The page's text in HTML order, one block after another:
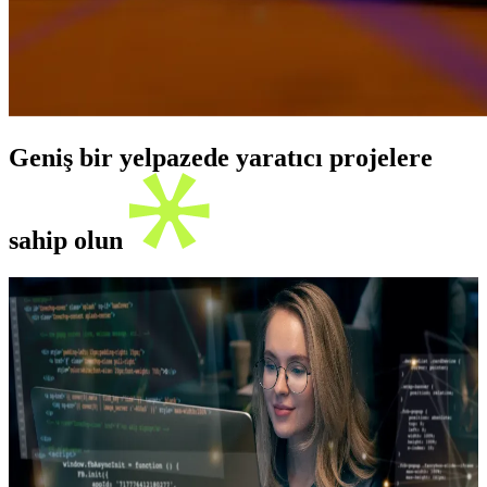
Geniş bir yelpazede yaratıcı projelere
sahip olun